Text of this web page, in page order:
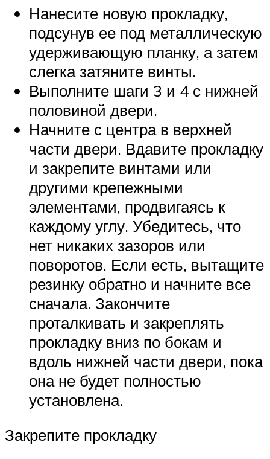
Нанесите новую прокладку,
подсунув ее под металлическую
удерживающую планку, а затем
слегка затяните винты.
Выполните шаги 3 и 4 с нижней
половиной двери.
Начните с центра в верхней
части двери. Вдавите прокладку
и закрепите винтами или
другими крепежными
элементами, продвигаясь к
каждому углу. Убедитесь, что
нет никаких зазоров или
поворотов. Если есть, вытащите
резинку обратно и начните все
сначала. Закончите
проталкивать и закреплять
прокладку вниз по бокам и
вдоль нижней части двери, пока
она не будет полностью
установлена.
Закрепите прокладку